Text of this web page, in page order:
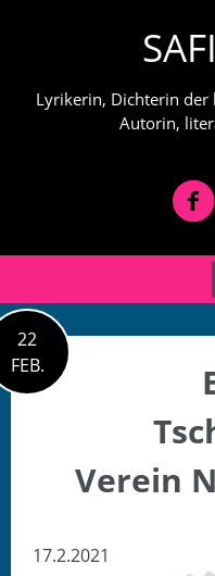
Lyrikerin, Dichterin der
Autorin,
22
FEB.
Verein
17.2.2021